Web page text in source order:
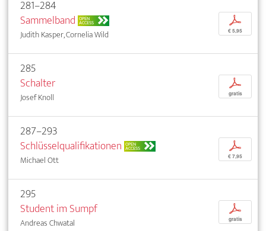
281–284
Sammelband OPEN
ACCESS
Judith Kasper, Cornelia Wild
p
€ 5,95
285
Schalter
Josef Knoll
p
gratis
287–293
Schlüsselqualifikationen OPEN
ACCESS
Michael Ott
p
€ 7,95
295
Student im Sumpf
Andreas Chwatal
p
gratis